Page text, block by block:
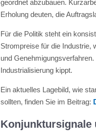
geordnet abzubauen.
Erholung deuten, die
Für die Politik steht ein
Strompreise für die Industrie,
und
Industrialisierung kippt.
Ein aktuelles Lagebild, wie
sollten, finden Sie im Beitrag:
Konjunktursignale